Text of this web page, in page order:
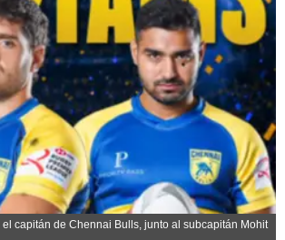
Espacio empresas
Sociedad
Tecnología
Turismo
Salud
Es viral
capitán de Chennai Bulls, junto al subcapitán Mohit